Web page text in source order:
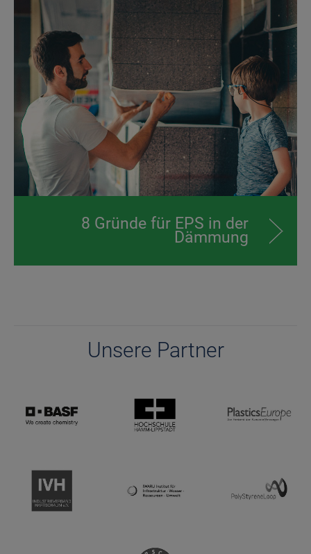
8 Gründe für EPS in der
Dämmung
Unsere Partner